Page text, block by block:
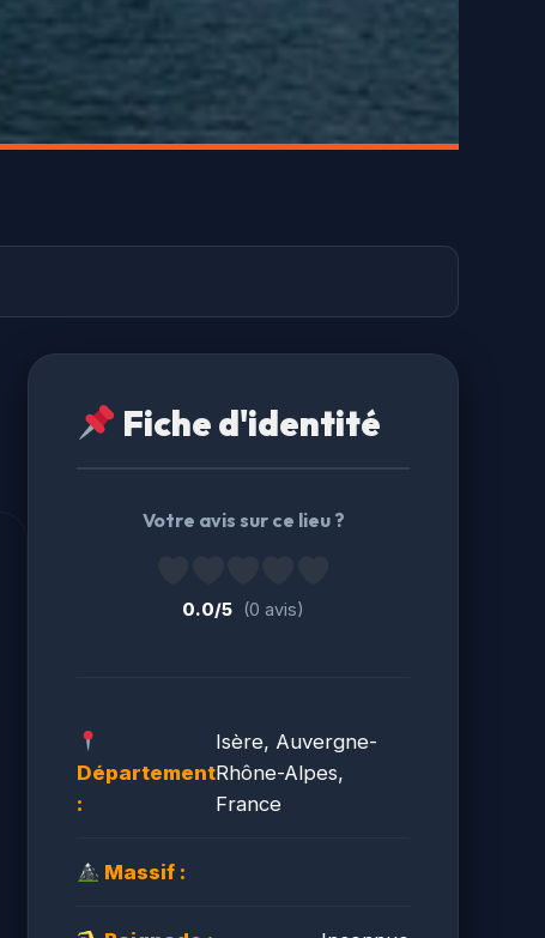
Fiche d'identité
Votre avis sur ce lieu ?
0.0/5 (0 avis)
Département
:
Isère, Auvergne-
Rhône-Alpes,
France
Massif :